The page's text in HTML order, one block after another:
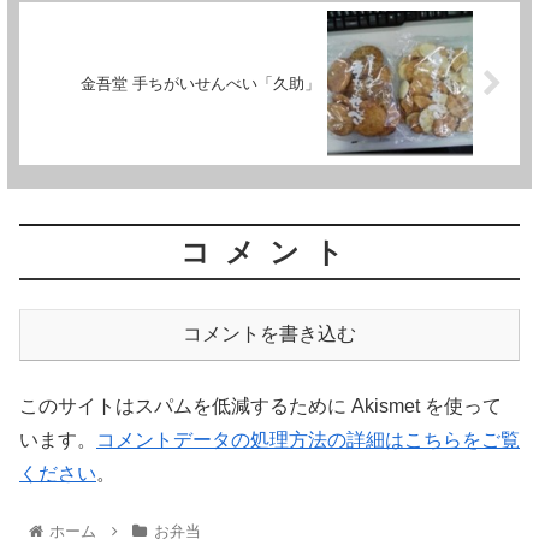
金吾堂 手ちがいせんべい「久助」
コメント
コメントを書き込む
このサイトはスパムを低減するために Akismet を使って
います。
コメントデータの処理方法の詳細はこちらをご覧
ください。
ホーム お弁当